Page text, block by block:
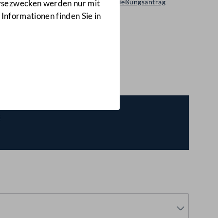
werden nur mit
finden Sie in
Selbständiger Entschließungsantrag
1514/A(E)